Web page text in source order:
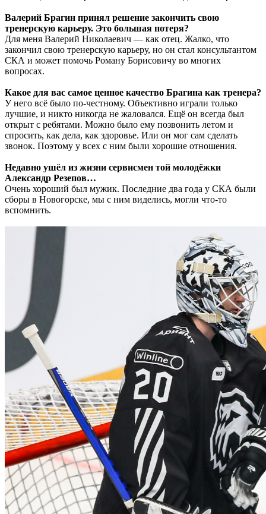
Валерий Брагин принял решение закончить свою
тренерскую карьеру. Это большая потеря?
Для меня Валерий Николаевич — как отец. Жалко, что
закончил свою тренерскую карьеру, но он стал консультантом
СКА и может помочь Роману Борисовичу во многих
вопросах.
Какое для вас самое ценное качество Брагина как тренера?
У него всё было по-честному. Объективно играли только
лучшие, и никто никогда не жаловался. Ещё он всегда был
открыт с ребятами. Можно было ему позвонить летом и
спросить, как дела, как здоровье. Или он мог сам сделать
звонок. Поэтому у всех с ним были хорошие отношения.
Недавно ушёл из жизни сервисмен той молодёжки
Александр Резепов…
Очень хороший был мужик. Последние два года у СКА были
сборы в Новогорске, мы с ним виделись, могли что-то
вспомнить.